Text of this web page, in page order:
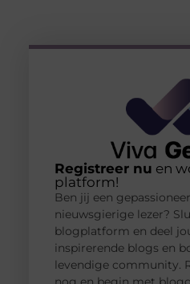
Registreer nu en
platform!
Ben jij een
nieuwsgierige lezer?
blogplatform en deel
inspirerende blogs en
levendige community.